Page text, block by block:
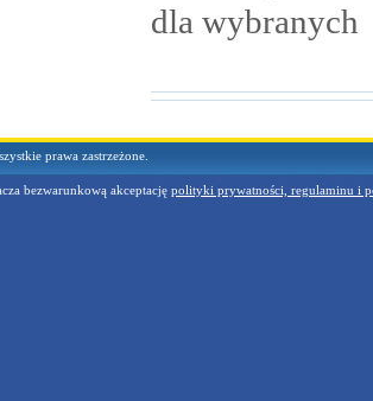
dla wybranych
prawa zastrzeżone.
bezwarunkową akceptację polityki prywatności, regulaminu i